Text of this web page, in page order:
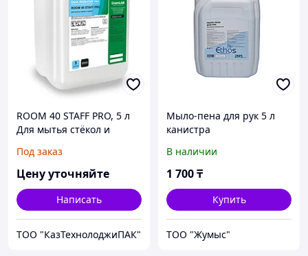
ROOM 40 STAFF PRO, 5 л
Для мытья стёкол и
Под заказ
Цену уточняйте
Написать
ТОО "КазТехнолоджиПАК"
Мыло-пена для рук 5 л
канистра
В наличии
1 700₸
Купить
ТОО "Жумыс"